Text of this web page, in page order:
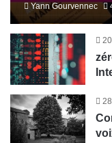
Yann Gourvennec